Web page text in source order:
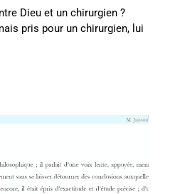
Dieu et un chirurgien ?
pris pour un chirurgien, lui